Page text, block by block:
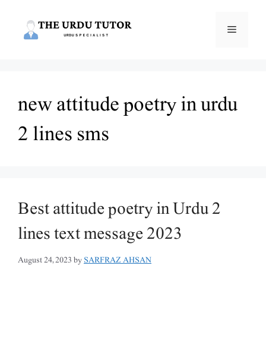
Menu
new attitude poetry in urdu
2 lines sms
Best attitude poetry in Urdu 2
lines text message 2023
August 24, 2023bySARFRAZ AHSAN